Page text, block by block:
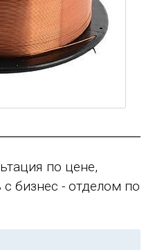
по цене,
бизнес - отделом по